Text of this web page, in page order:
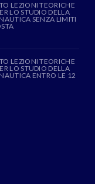
LEZIONI TEORICHE
LO STUDIO DELLA
SENZA LIMITI
LEZIONI TEORICHE
LO STUDIO DELLA
ENTRO LE 12